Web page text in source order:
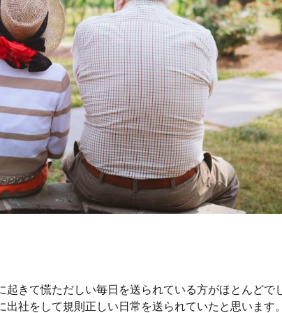
きて慌ただしい毎日を送られている方がほとんどで
社をして規則正しい日常を送られていたと思います